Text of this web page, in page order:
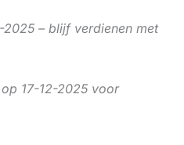
2025 – blijf verdienen met
17-12-2025 voor